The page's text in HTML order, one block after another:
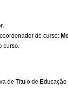
do curso:
curso.
de Título de